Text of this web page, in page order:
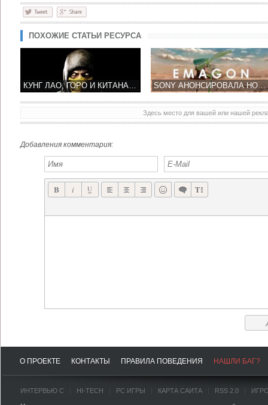
ПОХОЖИЕ СТАТЬИ РЕСУРСА
КУНГ ЛАО, ГОРО И КИТАНА ЗАСВЕТИЛИСЬ В НОВОМ ТРЕЙЛЕРЕ MORTAL KOMBAT Х SONY АНОНСИРОВАЛА НОВЫЙ ТАИНСТВЕННЫЙ ПРОЕКТ EMAGON
Здесь место для вашей или нашей
Добавления комментария:
О ПРОЕКТЕ КОНТАКТЫ ПРАВИЛА ПОВЕДЕНИЯ НАШЛИ БАГ?
ИНТЕРВЬЮ С HI-TECH PC ИГРЫ КАРТА САЙТА RSS 2.0